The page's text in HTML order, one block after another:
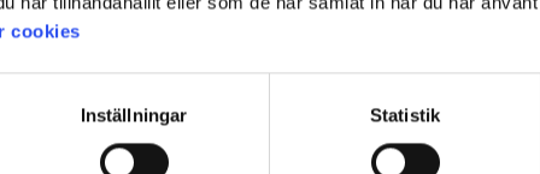
cookies
Inställningar Statistik
Arvosana Kuvat